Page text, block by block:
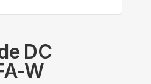
DC
W